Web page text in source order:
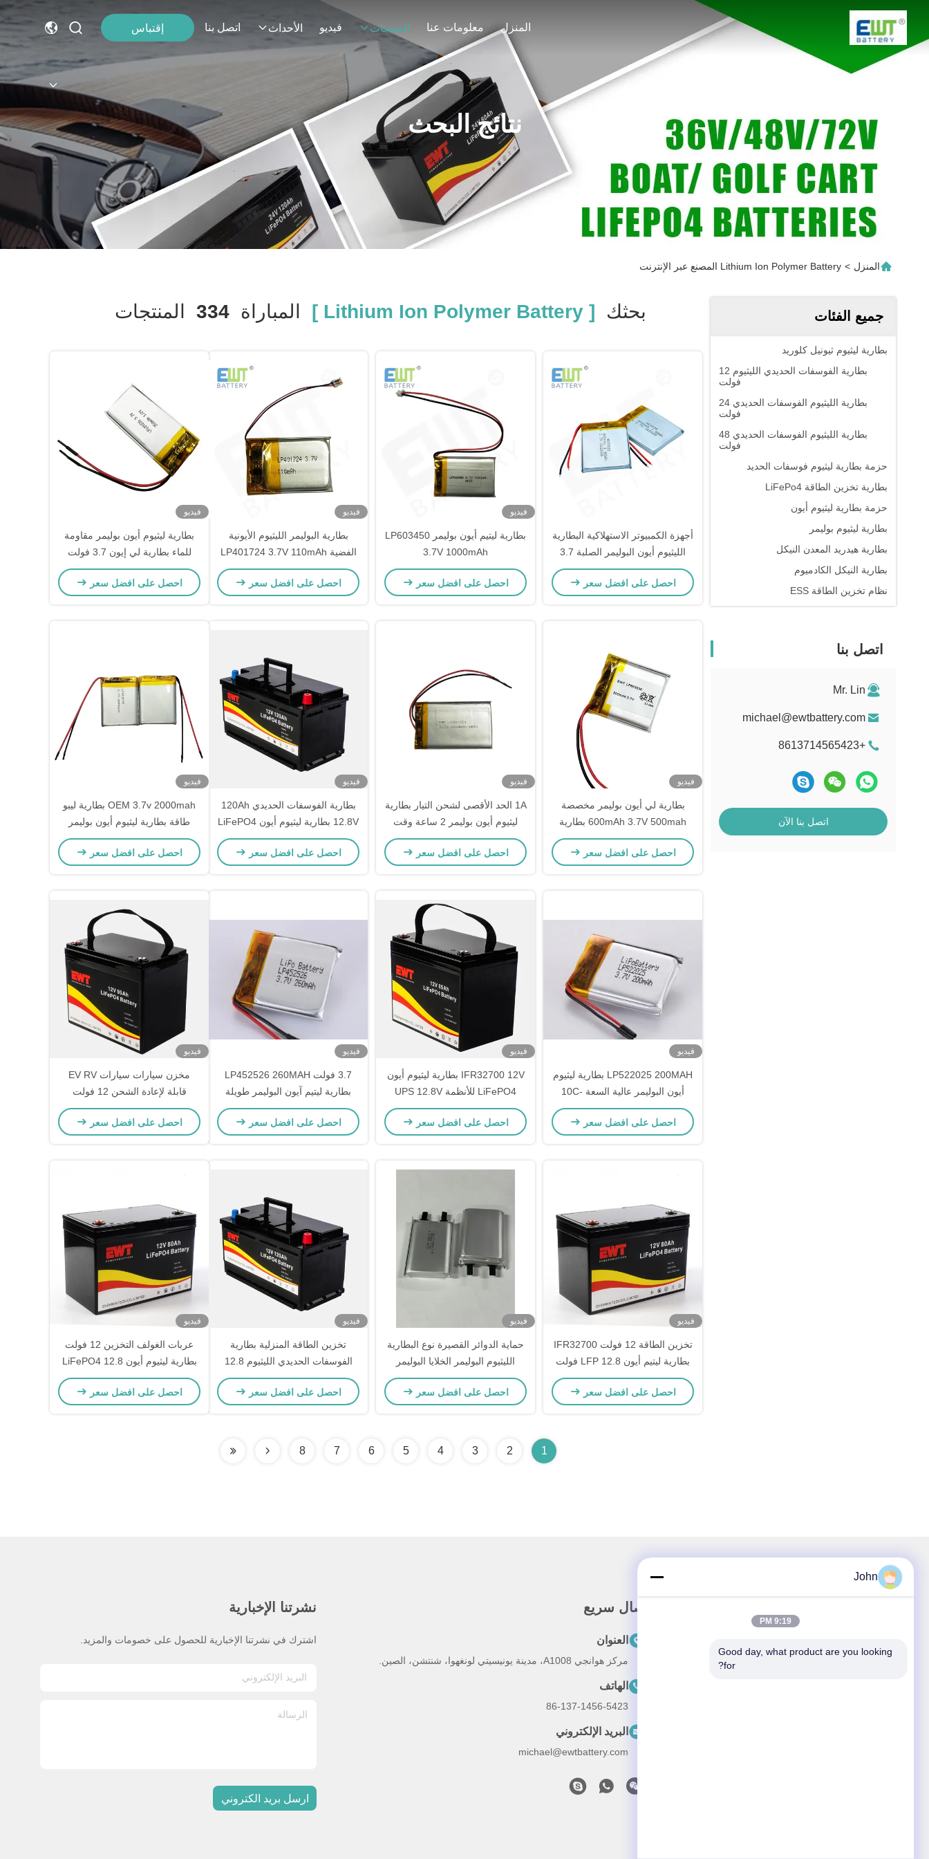
المنزل معلومات عنا المنتجات فيديو الأحداث اتصل بنا إقتباس
نتائج البحث
المنزل > Lithium Ion Polymer Battery المصنع عبر الإنترنت
جميع الفئات
بطارية ليثيوم ثيونيل كلوريد
بطارية الفوسفات الحديدي الليثيوم 12
فولت
بطارية الليثيوم الفوسفات الحديدي 24
فولت
بطارية الليثيوم الفوسفات الحديدي 48
فولت
حزمة بطارية ليثيوم فوسفات الحديد
بطارية تخزين الطاقة LiFePo4
حزمة بطارية ليثيوم أيون
بطارية ليثيوم بوليمر
بطارية هيدريد المعدن النيكل
بطارية النيكل الكادميوم
نظام تخزين الطاقة ESS
اتصل بنا
Mr. Lin
michael@ewtbattery.com
+8613714565423
اتصل بنا الآن
بحثك [ Lithium Ion Polymer Battery ] المباراة334 المنتجات
أجهزة الكمبيوتر الاستهلاكية البطارية
الليثيوم أيون البوليمر الصلبة 3.7
فولت 400mAh بطارية ليبو 403035
بطارية PCB عالية درجة الحرارة لي
احصل على افضل سعر
فيديو
بطارية ليتيم أيون بوليمر LP603450
3.7V 1000mAh
احصل على افضل سعر
فيديو
بطارية البوليمر الليثيوم الأيونية
الفضية LP401724 3.7V 110mAh
لأداء موثوق به ومتفوق
احصل على افضل سعر
فيديو
بطارية ليثيوم أيون بوليمر مقاومة
للماء بطارية لي إيون 3.7 فولت
350mah قابلة لإعادة الشحن
احصل على افضل سعر
فيديو
بطارية لي أيون بوليمر مخصصة
600mAh 3.7V 500mah بطارية
قابلة لإعادة الشحن
احصل على افضل سعر
فيديو
1A الحد الأقصى لشحن التيار بطارية
ليثيوم أيون بوليمر 2 ساعة وقت
الشحن لتزويد الطاقة الطارئة
احصل على افضل سعر
فيديو
بطارية الفوسفات الحديدي 120Ah
12.8V بطارية ليثيوم أيون LiFePO4
احصل على افضل سعر
فيديو
OEM 3.7v 2000mah بطارية ليبو
طاقة بطارية ليثيوم أيون بوليمر
قابلة لإعادة الشحن
احصل على افضل سعر
فيديو
LP522025 200MAH بطارية ليثيوم
أيون البوليمر عالية السعة -10C
-65C مع PCM لتطبيقات العمل
الثقيل والطلب
احصل على افضل سعر
فيديو
IFR32700 12V بطارية ليثيوم أيون
LiFePO4 للأنظمة UPS 12.8V
85Ah بطارية ليثيوم الحديد
الفوسفات
احصل على افضل سعر
فيديو
3.7 فولت LP452526 260MAH
بطارية ليتيم آيون البوليمر طويلة
الأمد كثافة الطاقة 150-200 Wh /
kg درجة حرارة التفريغ -20 °C إلى
احصل على افضل سعر
فيديو
مخزن سيارات سيارات EV RV
قابلة لإعادة الشحن 12 فولت
بطارية ليثيوم أيون LFP LiFePO4
بطارية 12.8 فولت 95Ah بطاريةاحصل على افضل سعر
فيديو
تخزين الطاقة 12 فولت IFR32700
بطارية ليتيم أيون LFP 12.8 فولت
80Ah بطارية ليتيم الحديد
الفوسفاتية للتخييم في الهواء الطلق
احصل على افضل سعر
فيديو
حماية الدوائر القصيرة نوع البطارية
الليثيوم البوليمر الخلايا البوليمر
ليثيوم أيون للحصول على أداء ثابت
احصل على افضل سعر
فيديو
تخزين الطاقة المنزلية بطارية
الفوسفات الحديدي الليثيوم 12.8
فولت 12 فولت 120Ah بطارية
ليثيوم أيون LFP مع BMS
احصل على افضل سعر
فيديو
عربات الغولف التخزين 12 فولت
بطارية ليثيوم أيون LiFePO4 12.8
فولت 80Ah بطارية ليثيوم الحديد
الفوسفات للسيارات الكهربائية
احصل على افضل سعر
1
2
3
4
5
6
7
8
اتصال سريع
العنوان
مركز هوانجي A1008، مدينة يونيسيتي لونغهوا، شنتشن، الصين.
الهاتف
86-137-1456-5423
البريد الإلكتروني
michael@ewtbattery.com
نشرتنا الإخبارية
اشترك في نشرتنا الإخبارية للحصول على خصومات والمزيد.
ارسل بريد الكتروني
John
9:19 PM
Good day, what product are you looking
for?